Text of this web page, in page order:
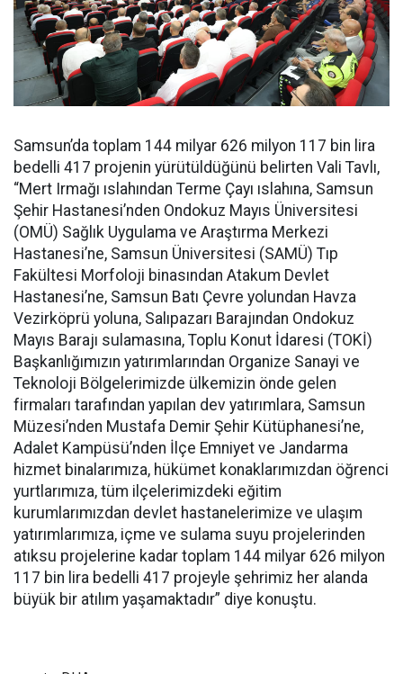
Samsun’da toplam 144 milyar 626 milyon 117 bin lira
bedelli 417 projenin yürütüldüğünü belirten Vali Tavlı,
“Mert Irmağı ıslahından Terme Çayı ıslahına, Samsun
Şehir Hastanesi’nden Ondokuz Mayıs Üniversitesi
(OMÜ) Sağlık Uygulama ve Araştırma Merkezi
Hastanesi’ne, Samsun Üniversitesi (SAMÜ) Tıp
Fakültesi Morfoloji binasından Atakum Devlet
Hastanesi’ne, Samsun Batı Çevre yolundan Havza
Vezirköprü yoluna, Salıpazarı Barajından Ondokuz
Mayıs Barajı sulamasına, Toplu Konut İdaresi (TOKİ)
Başkanlığımızın yatırımlarından Organize Sanayi ve
Teknoloji Bölgelerimizde ülkemizin önde gelen
firmaları tarafından yapılan dev yatırımlara, Samsun
Müzesi’nden Mustafa Demir Şehir Kütüphanesi’ne,
Adalet Kampüsü’nden İlçe Emniyet ve Jandarma
hizmet binalarımıza, hükümet konaklarımızdan öğrenci
yurtlarımıza, tüm ilçelerimizdeki eğitim
kurumlarımızdan devlet hastanelerimize ve ulaşım
yatırımlarımıza, içme ve sulama suyu projelerinden
atıksu projelerine kadar toplam 144 milyar 626 milyon
117 bin lira bedelli 417 projeyle şehrimiz her alanda
büyük bir atılım yaşamaktadır” diye konuştu.